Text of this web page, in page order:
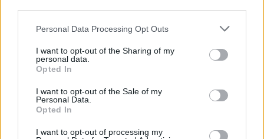
Please note that this website/app uses one or more Google
not limited to your visit or usage behaviour. You may click to
grant or deny consent to Google and its third-party tags to
use your data for below specified purposes in below Google
consent section.
Personal Data Processing Opt Outs
I want to opt-out of the Sharing of my
personal data.
Opted In
I want to opt-out of the Sale of my
Personal Data.
Opted In
I want to opt-out of processing my
Μάθε πρώτος όλες τις σημαντικές
ειδήσεις.
αναζήτησης της Google